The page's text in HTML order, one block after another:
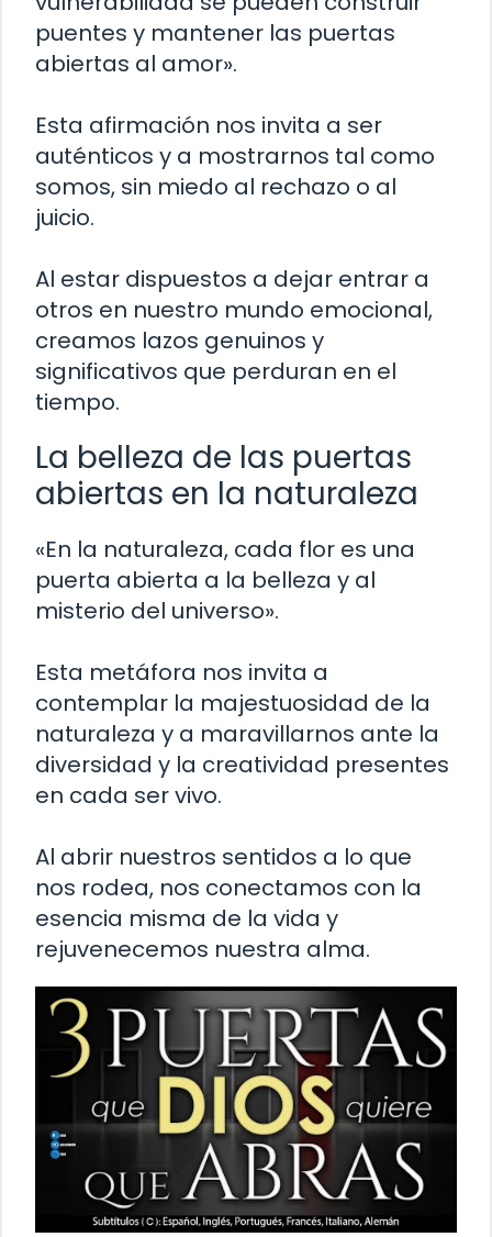
puentes y mantener las puertas
abiertas al amor».
Esta afirmación nos invita a ser
auténticos y a mostrarnos tal como
somos, sin miedo al rechazo o al
juicio.
Al estar dispuestos a dejar entrar a
otros en nuestro mundo emocional,
creamos lazos genuinos y
significativos que perduran en el
tiempo.
La belleza de las puertas
abiertas en la naturaleza
«En la naturaleza, cada flor es una
puerta abierta a la belleza y al
misterio del universo».
Esta metáfora nos invita a
contemplar la majestuosidad de la
naturaleza y a maravillarnos ante la
diversidad y la creatividad presentes
en cada ser vivo.
Al abrir nuestros sentidos a lo que
nos rodea, nos conectamos con la
esencia misma de la vida y
rejuvenecemos nuestra alma.